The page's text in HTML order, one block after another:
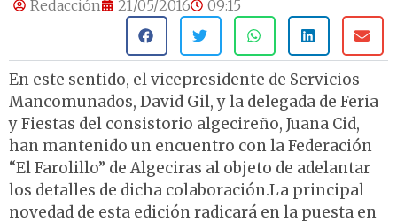
Redacción 21/05/2016 09:15
En este sentido, el vicepresidente de Servicios
Mancomunados, David Gil, y la delegada de Feria
y Fiestas del consistorio algecireño, Juana Cid,
han mantenido un encuentro con la Federación
“El Farolillo” de Algeciras al objeto de adelantar
los detalles de dicha colaboración.La principal
novedad de esta edición radicará en la puesta en